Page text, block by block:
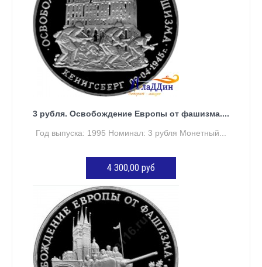
3 рубля. Освобождение Европы от фашизма....
Год выпуска: 1995 Номинал: 3 рубля Монетный...
4 300,00 руб
ДОБАВИТЬ В КОРЗИНУ